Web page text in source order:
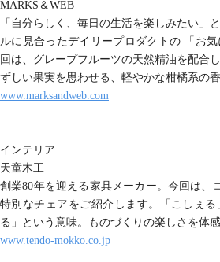
MARKS＆WEB
「自分らしく、毎日の生活を楽しみたい」
ルに見合ったデイリープロダクトの 「お
回は、グレープフルーツの天然精油を配合
ずしい果実を思わせる、軽やかな柑橘系の
www.marksandweb.com
インテリア
天童木工
創業80年を迎える家具メーカー。今回は、
特別なチェアをご紹介します。「こしぇる
る」という意味。ものづくりの楽しさを体
www.tendo-mokko.co.jp